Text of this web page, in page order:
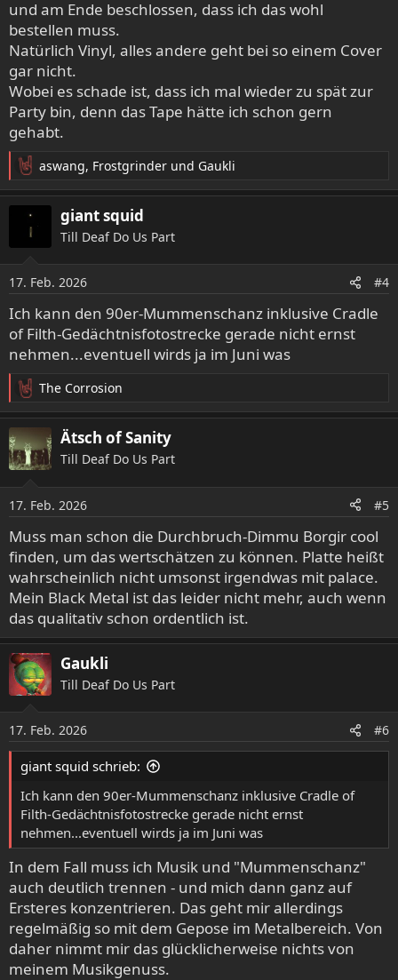
:
und am Ende beschlossen, dass ich das wohl
bestellen muss.
Natürlich Vinyl, alles andere geht bei so einem Cover
gar nicht.
Wobei es schade ist, dass ich mal wieder zu spät zur
Party bin, denn das Tape hätte ich schon gern
gehabt.
R
e
a
n
e
n
:
aswang, Frostgrinder und Gaukli
giant squid
Till Deaf Do Us Part
17. Feb. 2026 #4
Ich kann den 90er-Mummenschanz inklusive Cradle
of Filth-Gedächtnisfotostrecke gerade nicht ernst
nehmen...eventuell wirds ja im Juni was
R
e
a
k
t
n
e
n
:
The Corrosion
Ätsch of Sanity
Till Deaf Do Us Part
17. Feb. 2026 #5
Muss man schon die Durchbruch-Dimmu Borgir cool
finden, um das wertschätzen zu können. Platte heißt
wahrscheinlich nicht umsonst irgendwas mit palace.
Mein Black Metal ist das leider nicht mehr, auch wenn
das qualitativ schon ordentlich ist.
Gaukli
Till Deaf Do Us Part
17. Feb. 2026 #6
giant squid schrieb:
Ich kann den 90er-Mummenschanz inklusive Cradle of
Filth-Gedächtnisfotostrecke gerade nicht ernst
nehmen...eventuell wirds ja im Juni was
In dem Fall muss ich Musik und "Mummenschanz"
auch deutlich trennen - und mich dann ganz auf
Ersteres konzentrieren. Das geht mir allerdings
regelmäßig so mit dem Gepose im Metalbereich. Von
daher nimmt mir das glücklicherweise nichts von
meinem Musikgenuss.